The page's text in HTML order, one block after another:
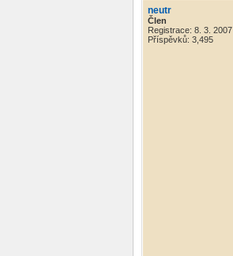
neutr
Člen
Registrace: 8. 3. 2007
Příspěvků: 3,495